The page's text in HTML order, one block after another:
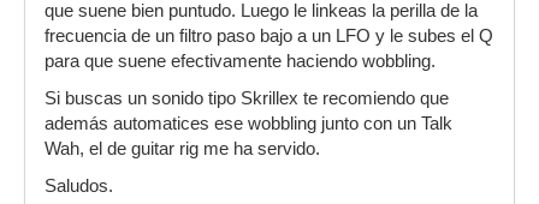
que suene bien puntudo. Luego le linkeas la perilla de la
frecuencia de un filtro paso bajo a un LFO y le subes el Q
para que suene efectivamente haciendo wobbling.
Si buscas un sonido tipo Skrillex te recomiendo que
además automatices ese wobbling junto con un Talk
Wah, el de guitar rig me ha servido.
Saludos.